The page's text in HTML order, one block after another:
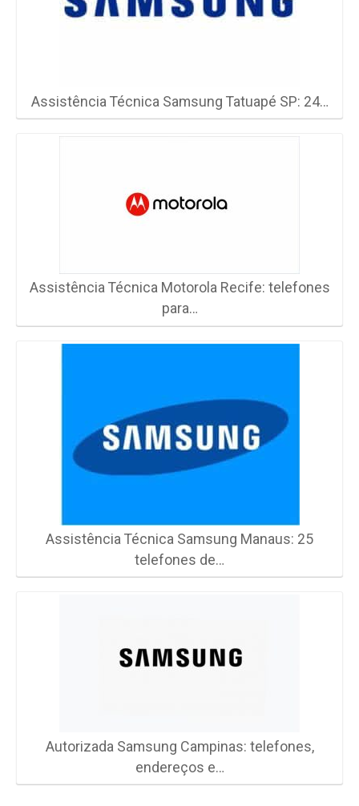
Assistência Técnica Samsung Tatuapé SP: 24…
Assistência Técnica Motorola Recife: telefones
para…
Assistência Técnica Samsung Manaus: 25
telefones de…
Autorizada Samsung Campinas: telefones,
endereços e…